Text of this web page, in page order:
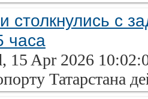
столкнулись с
часа
15 Apr 2026
Татарстана